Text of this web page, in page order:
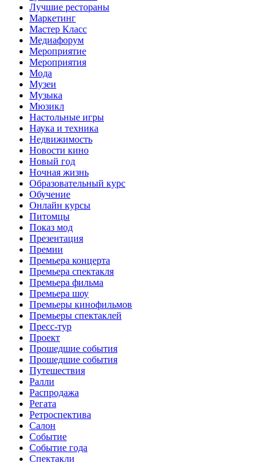
Лучшие рестораны
Маркетинг
Мастер Класс
Медиафорум
Мероприятие
Мероприятия
Мода
Музеи
Музыка
Мюзикл
Настольные игры
Наука и техника
Недвижимость
Новости кино
Новый год
Ночная жизнь
Образовательный курс
Обучение
Онлайн курсы
Питомцы
Показ мод
Презентация
Премии
Премьера концерта
Премьера спектакля
Премьера фильма
Премьера шоу
Премьеры кинофильмов
Премьеры спектаклей
Пресс-тур
Проект
Прошедшие события
Прошедшие события
Путешествия
Ралли
Распродажа
Регата
Ретроспектива
Салон
Событие
Событие года
Спектакли